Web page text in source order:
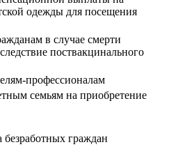
одежды для посещения
в случае смерти
поствакцинального
профессионалам
семьям на приобретение
граждан